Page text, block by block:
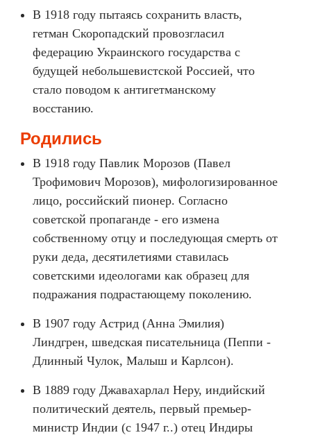
В 1918 году пытаясь сохранить власть,
гетман Скоропадский провозгласил
федерацию Украинского государства с
будущей небольшевистской Россией, что
стало поводом к антигетманскому
восстанию.
Родились
В 1918 году Павлик Морозов (Павел
Трофимович Морозов), мифологизированное
лицо, российский пионер. Согласно
советской пропаганде - его измена
собственному отцу и последующая смерть от
руки деда, десятилетиями ставилась
советскими идеологами как образец для
подражания подрастающему поколению.
В 1907 году Астрид (Анна Эмилия)
Линдгрен, шведская писательница (Пеппи -
Длинный Чулок, Малыш и Карлсон).
В 1889 году Джавахарлал Неру, индийский
политический деятель, первый премьер-
министр Индии (с 1947 г..) отец Индиры